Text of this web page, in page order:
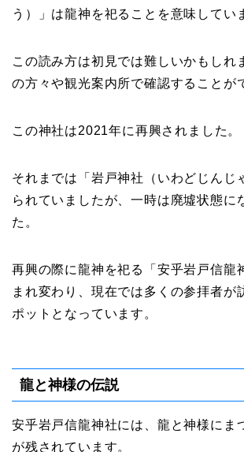
う）」は龍神を祀ることを意味してい
この読み方は初見では難しいかもしれ
の方々や観光案内所で確認することが
この神社は2021年に再興されました。
それまでは「岩戸神社（いわどじんじ
られていましたが、一時は廃墟状態に
た。
再興の際に龍神を祀る「安乎岩戸信龍
まれ変わり、現在では多くの参拝者が
ポットとなっています。
龍と神様の伝説
安乎岩戸信龍神社には、龍と神様にま
が残されています。